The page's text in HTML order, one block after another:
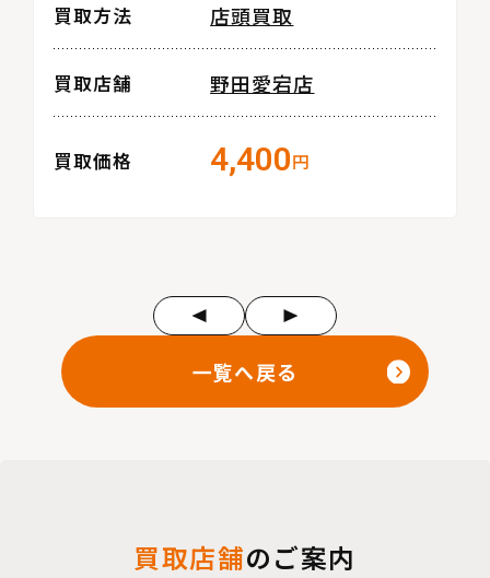
買取方法 店頭買取
買取店舗 野田愛宕店
買取価格 4,400円
一覧へ戻る
買取店舗のご案内